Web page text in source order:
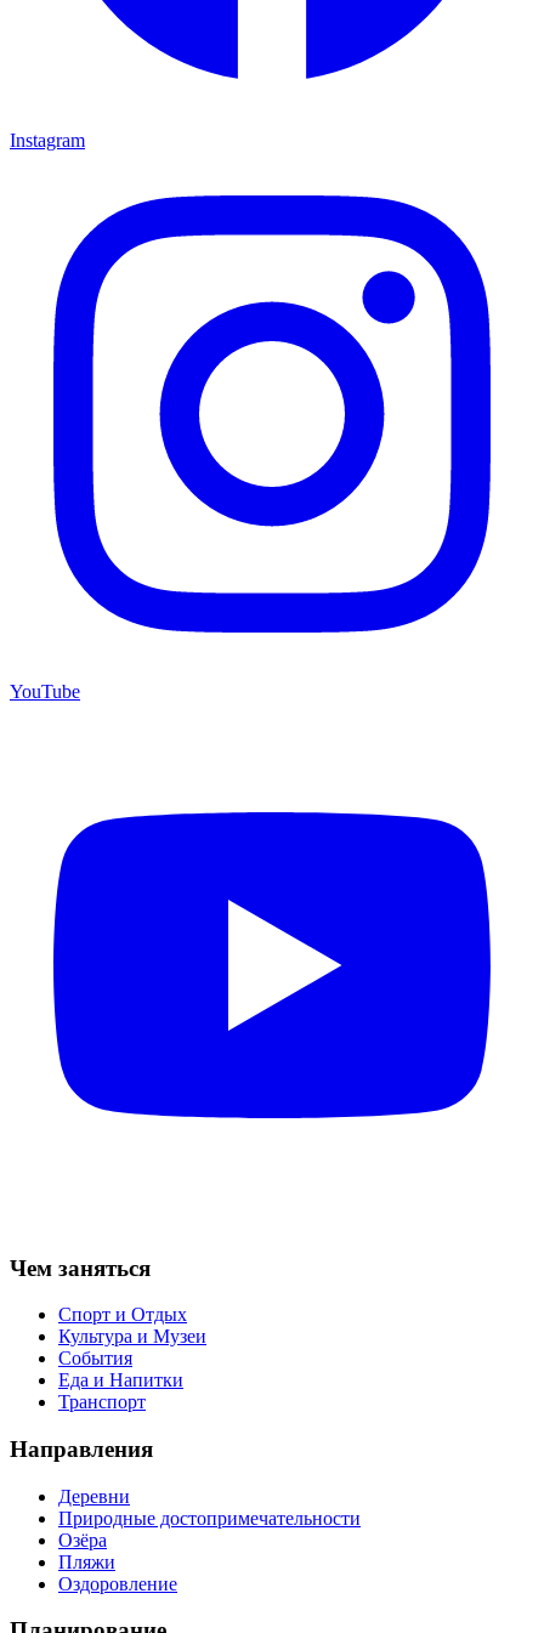
Instagram
YouTube
Чем заняться
Спорт и Отдых
Культура и Музеи
События
Еда и Напитки
Транспорт
Направления
Деревни
Природные достопримечательности
Озёра
Пляжи
Оздоровление